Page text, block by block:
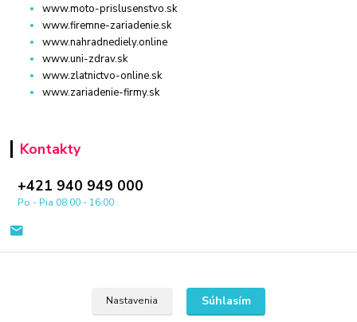
www.moto-prislusenstvo.sk
www.firemne-zariadenie.sk
www.nahradnediely.online
www.uni-zdrav.sk
www.zlatnictvo-online.sk
www.zariadenie-firmy.sk
Kontakty
+421 940 949 000
Po - Pia 08:00 - 16:00
Nastavenia Súhlasím